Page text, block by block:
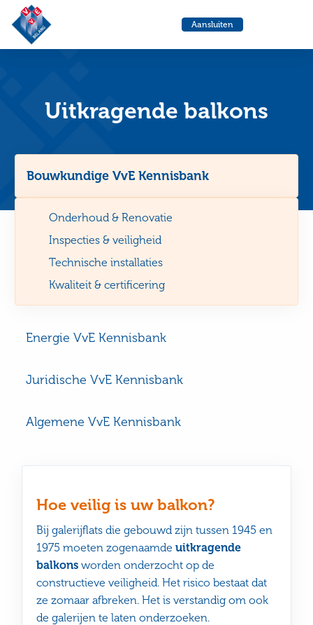
Aansluiten
helpdesk
Uitkragende balkons
Bouwkundige VvE Kennisbank
Onderhoud & Renovatie
Inspecties & veiligheid
Technische installaties
Kwaliteit & certificering
Energie VvE Kennisbank
Juridische VvE Kennisbank
Algemene VvE Kennisbank
Hoe veilig is uw balkon?
Bij galerijflats die gebouwd zijn tussen 1945 en
1975 moeten zogenaamdeuitkragende
balkons worden onderzocht op de
constructieve veiligheid. Het risico bestaat dat
ze zomaar afbreken. Het is verstandig om ook
de galerijen te laten onderzoeken.